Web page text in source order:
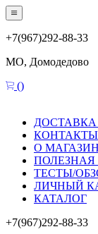
+7(967)292-88-33
МО, Домодедово
()
КОНТАКТЫ
О
ТЕСТЫ/
ЛИЧНЫЙ
КАТАЛОГ
+7(967)292-88-33